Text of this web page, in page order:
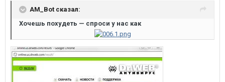
AM_Bot сказал:
Хочешь похудеть — спроси у нас как